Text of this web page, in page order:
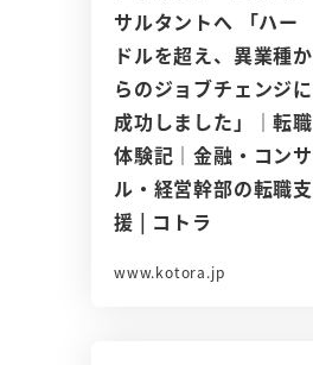
サルタントへ 「ハー
ドルを超え、異業種か
らのジョブチェンジに
成功しました」｜転職
体験記｜金融・コンサ
ル・経営幹部の転職支
援 | コトラ
www.kotora.jp